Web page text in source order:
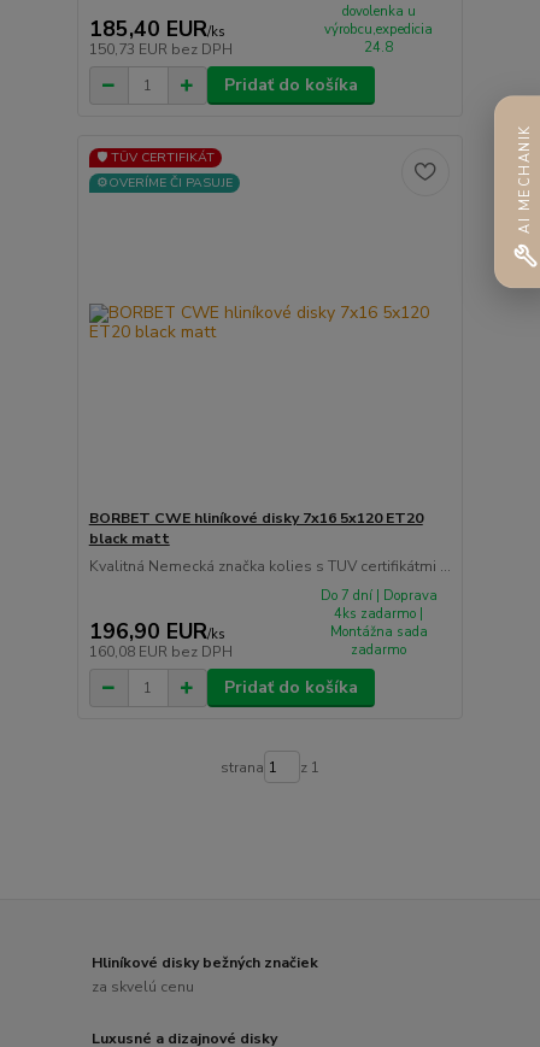
185,40 EUR/ks
150,73 EUR bez DPH
dovolenka u
výrobcu,expedicia
24.8
Pridať do košíka
🛡️ TÜV CERTIFIKÁT
⚙️OVERÍME ČI PASUJE
BORBET CWE hliníkové disky 7x16 5x120 ET20
black matt
Kvalitná Nemecká značka kolies s TUV certifikátmi ...
196,90 EUR/ks
160,08 EUR bez DPH
Do 7 dní | Doprava
4ks zadarmo |
Montážna sada
zadarmo
Pridať do košíka
strana z 1
Hliníkové disky bežných značiek
za skvelú cenu
Luxusné a dizajnové disky
AI MECHANIK